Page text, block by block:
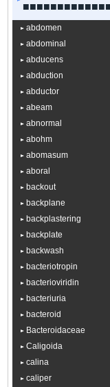
abdomen
abdominal
abducens
abduction
abductor
abeam
abnormal
abohm
abomasum
aboral
backout
backplane
backplastering
backplate
backwash
bacteriotropin
bacterioviridin
bacteriuria
bacteroid
Bacteroidaceae
Caligoida
calina
caliper